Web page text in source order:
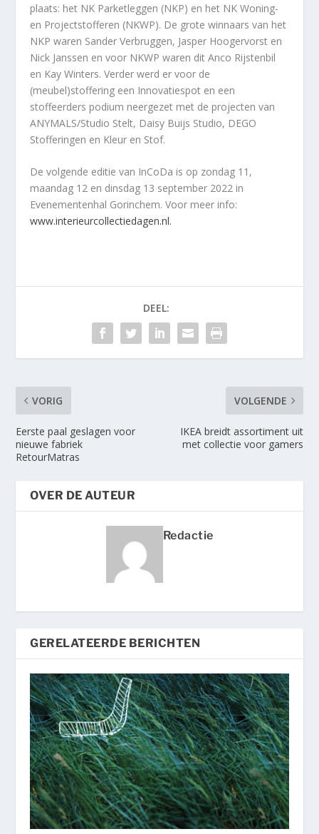
plaats: het NK Parketleggen (NKP) en het NK Woning-
en Projectstofferen (NKWP). De grote winnaars van het
NKP waren Sander Verbruggen, Jasper Hoogervorst en
Nick Janssen en voor NKWP waren dit Anco Rijstenbil
en Kay Winters. Verder werd er voor de
(meubel)stoffering een Innovatiespot en een
stoffeerders podium neergezet met de projecten van
ANYMALS/Studio Stelt, Daisy Buijs Studio, DEGO
Stofferingen en Kleur en Stof.
De volgende editie van InCoDa is op zondag 11,
maandag 12 en dinsdag 13 september 2022 in
Evenementenhal Gorinchem. Voor meer info:
www.interieurcollectiedagen.nl.
DEEL:
VORIG
Eerste paal geslagen voor
nieuwe fabriek
RetourMatras
VOLGENDE
IKEA breidt assortiment uit
met collectie voor gamers
OVER DE AUTEUR
Redactie
GERELATEERDE BERICHTEN